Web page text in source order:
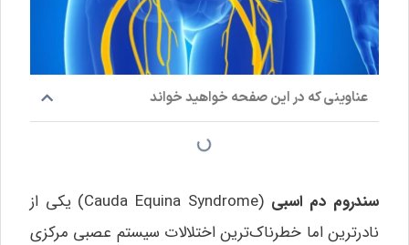
عناوینی که در این صفحه خواهید خواند
سندروم دم اسبی
(Cauda Equina Syndrome) یکی از
نادرترین اما خطرناک‌ترین اختلالات سیستم عصبی مرکزی